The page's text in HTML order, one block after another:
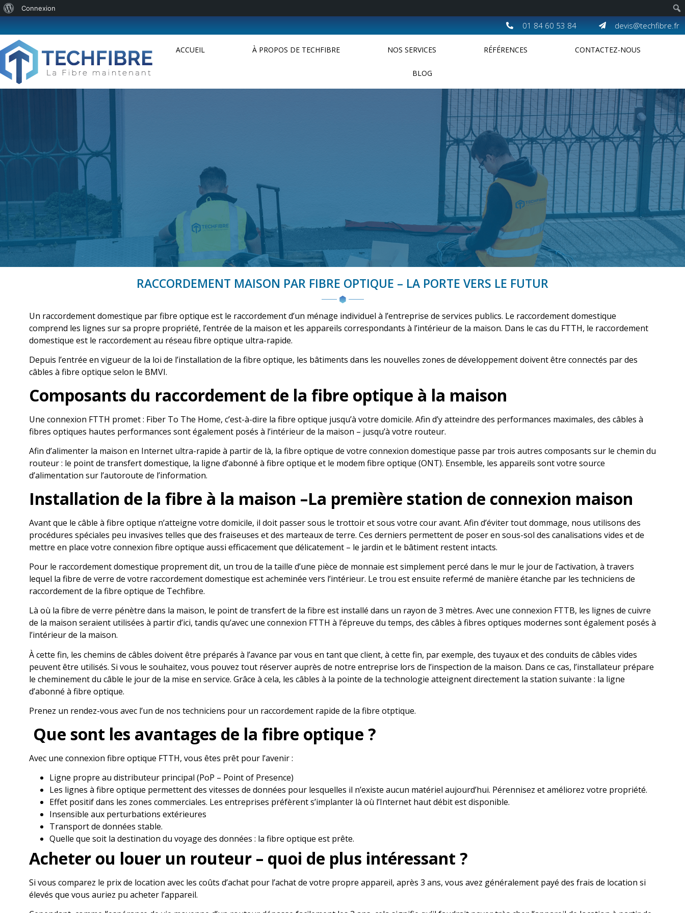
Connexion
01 84 60 53 84 devis@techfibre.fr
ACCUEIL À PROPOS DE TECHFIBRE NOS SERVICES RÉFÉRENCES CONTACTEZ-NOUS
BLOG
RACCORDEMENT MAISON PAR FIBRE OPTIQUE – LA PORTE VERS LE FUTUR
Un raccordement domestique par fibre optique est le raccordement d’un ménage individuel à l’entreprise de services publics. Le raccordement domestique
comprend les lignes sur sa propre propriété, l’entrée de la maison et les appareils correspondants à l’intérieur de la maison. Dans le cas du FTTH, le raccordement
domestique est le raccordement au réseau fibre optique ultra-rapide.
Depuis l’entrée en vigueur de la loi de l’installation de la fibre optique, les bâtiments dans les nouvelles zones de développement doivent être connectés par des
câbles à fibre optique selon le BMVI.
Composants du raccordement de la fibre optique à la maison
Une connexion FTTH promet : Fiber To The Home, c’est-à-dire la fibre optique jusqu’à votre domicile. Afin d’y atteindre des performances maximales, des câbles à
fibres optiques hautes performances sont également posés à l’intérieur de la maison – jusqu’à votre routeur.
Afin d’alimenter la maison en Internet ultra-rapide à partir de là, la fibre optique de votre connexion domestique passe par trois autres composants sur le chemin du
routeur : le point de transfert domestique, la ligne d’abonné à fibre optique et le modem fibre optique (ONT). Ensemble, les appareils sont votre source
d’alimentation sur l’autoroute de l’information.
Installation de la fibre à la maison –La première station de connexion maison
Avant que le câble à fibre optique n’atteigne votre domicile, il doit passer sous le trottoir et sous votre cour avant. Afin d’éviter tout dommage, nous utilisons des
procédures spéciales peu invasives telles que des fraiseuses et des marteaux de terre. Ces derniers permettent de poser en sous-sol des canalisations vides et de
mettre en place votre connexion fibre optique aussi efficacement que délicatement – le jardin et le bâtiment restent intacts.
Pour le raccordement domestique proprement dit, un trou de la taille d’une pièce de monnaie est simplement percé dans le mur le jour de l’activation, à travers
lequel la fibre de verre de votre raccordement domestique est acheminée vers l’intérieur. Le trou est ensuite refermé de manière étanche par les techniciens de
raccordement de la fibre optique de Techfibre.
Là où la fibre de verre pénètre dans la maison, le point de transfert de la fibre est installé dans un rayon de 3 mètres. Avec une connexion FTTB, les lignes de cuivre
de la maison seraient utilisées à partir d’ici, tandis qu’avec une connexion FTTH à l’épreuve du temps, des câbles à fibres optiques modernes sont également posés à
l’intérieur de la maison.
À cette fin, les chemins de câbles doivent être préparés à l’avance par vous en tant que client, à cette fin, par exemple, des tuyaux et des conduits de câbles vides
peuvent être utilisés. Si vous le souhaitez, vous pouvez tout réserver auprès de notre entreprise lors de l’inspection de la maison. Dans ce cas, l’installateur prépare
le cheminement du câble le jour de la mise en service. Grâce à cela, les câbles à la pointe de la technologie atteignent directement la station suivante : la ligne
d’abonné à fibre optique.
Prenez un rendez-vous avec l’un de nos techniciens pour un raccordement rapide de la fibre otptique.
Que sont les avantages de la fibre optique ?
Avec une connexion fibre optique FTTH, vous êtes prêt pour l’avenir :
Ligne propre au distributeur principal (PoP – Point of Presence)
Les lignes à fibre optique permettent des vitesses de données pour lesquelles il n’existe aucun matériel aujourd’hui. Pérennisez et améliorez votre propriété.
Effet positif dans les zones commerciales. Les entreprises préfèrent s’implanter là où l’Internet haut débit est disponible.
Insensible aux perturbations extérieures
Transport de données stable.
Quelle que soit la destination du voyage des données : la fibre optique est prête.
Acheter ou louer un routeur – quoi de plus intéressant ?
Si vous comparez le prix de location avec les coûts d’achat pour l’achat de votre propre appareil, après 3 ans, vous avez généralement payé des frais de location si
élevés que vous auriez pu acheter l’appareil.